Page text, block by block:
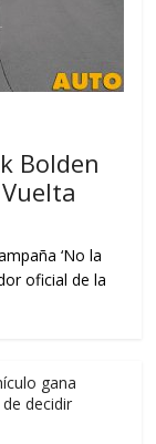
Bolden
‘No la
oficial de la
gana
decidir